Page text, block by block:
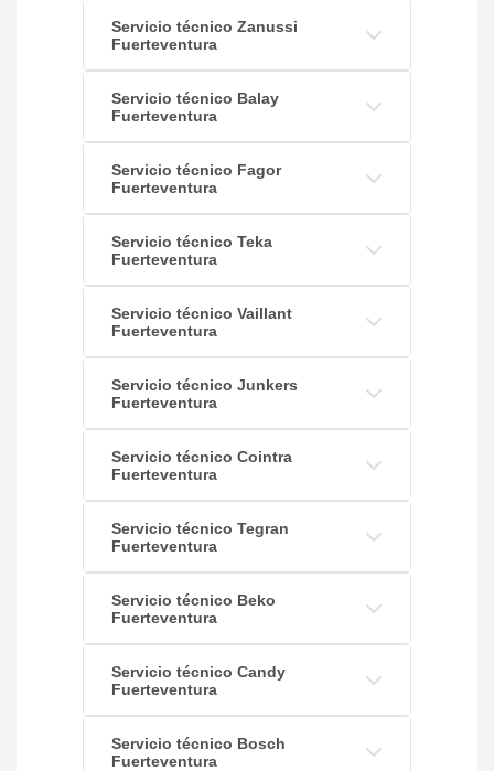
Servicio técnico Zanussi
Fuerteventura
Servicio técnico Balay
Fuerteventura
Servicio técnico Fagor
Fuerteventura
Servicio técnico Teka
Fuerteventura
Servicio técnico Vaillant
Fuerteventura
Servicio técnico Junkers
Fuerteventura
Servicio técnico Cointra
Fuerteventura
Servicio técnico Tegran
Fuerteventura
Servicio técnico Beko
Fuerteventura
Servicio técnico Candy
Fuerteventura
Servicio técnico Bosch
Fuerteventura